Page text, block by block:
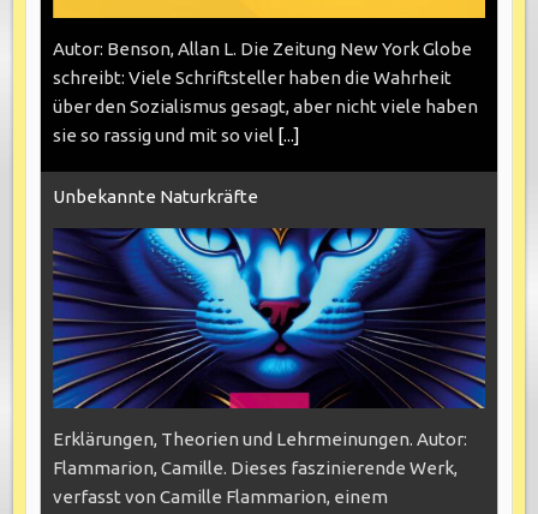
Autor: Benson, Allan L. Die Zeitung New York Globe
schreibt: Viele Schriftsteller haben die Wahrheit
über den Sozialismus gesagt, aber nicht viele haben
sie so rassig und mit so viel [...]
Unbekannte Naturkräfte
Erklärungen, Theorien und Lehrmeinungen. Autor:
Flammarion, Camille. Dieses faszinierende Werk,
verfasst von Camille Flammarion, einem